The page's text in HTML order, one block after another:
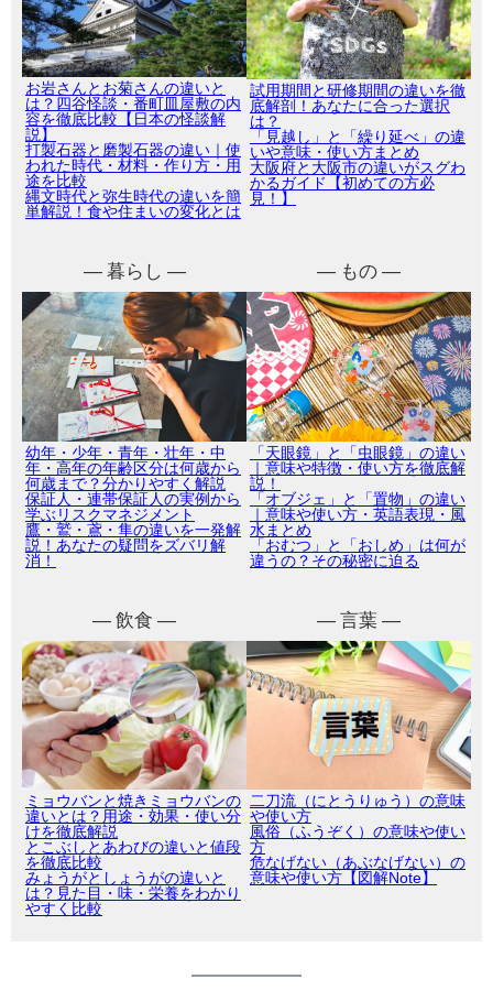
お岩さんとお菊さんの違いと
は？四谷怪談・番町皿屋敷の内
容を徹底比較【日本の怪談解
説】
打製石器と磨製石器の違い｜使
われた時代・材料・作り方・用
途を比較
縄文時代と弥生時代の違いを簡
単解説！食や住まいの変化とは
試用期間と研修期間の違いを徹
底解剖！あなたに合った選択
は？
「見越し」と「繰り延べ」の違
いや意味・使い方まとめ
大阪府と大阪市の違いがスグわ
かるガイド【初めての方必
見！】
― 暮らし ―
幼年・少年・青年・壮年・中
年・高年の年齢区分は何歳から
何歳まで？分かりやすく解説
保証人・連帯保証人の実例から
学ぶリスクマネジメント
鷹・鷲・鳶・隼の違いを一発解
説！あなたの疑問をズバリ解
消！
― もの ―
「天眼鏡」と「虫眼鏡」の違い
｜意味や特徴・使い方を徹底解
説！
「オブジェ」と「置物」の違い
｜意味や使い方・英語表現・風
水まとめ
「おむつ」と「おしめ」は何が
違うの？その秘密に迫る
― 飲食 ―
ミョウバンと焼きミョウバンの
違いとは？用途・効果・使い分
けを徹底解説
とこぶしとあわびの違いと値段
を徹底比較
みょうがとしょうがの違いと
は？見た目・味・栄養をわかり
やすく比較
― 言葉 ―
二刀流（にとうりゅう）の意味
や使い方
風俗（ふうぞく）の意味や使い
方
危なげない（あぶなげない）の
意味や使い方【図解Note】